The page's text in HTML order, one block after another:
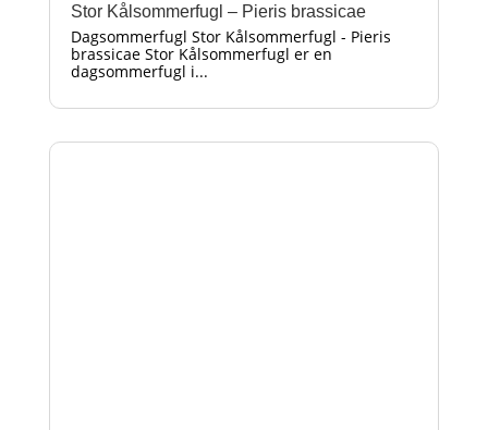
Stor Kålsommerfugl – Pieris brassicae
Dagsommerfugl Stor Kålsommerfugl - Pieris
brassicae Stor Kålsommerfugl er en
dagsommerfugl i...